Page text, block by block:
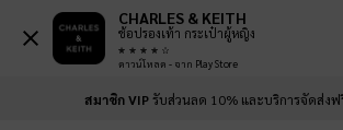
สมาชิก VIPรับส่วนลด 10% และบริการจัดส่ง
CHARLES & KEITH
ช้อปรองเท้า กระเป๋าผู้หญิง
ดาวน์โหลด - จาก Play Store